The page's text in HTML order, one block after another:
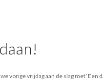
vorige vrijdag aan de slag met ‘Een